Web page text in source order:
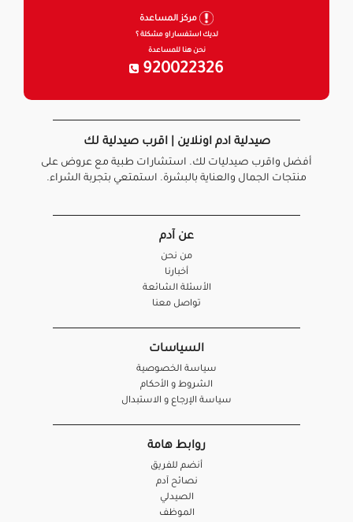
مركز المساعدة
لديك استفسار او مشكلة ؟
نحن هنا للمساعدة
920022326
صيدلية ادم اونلاين | اقرب صيدلية لك
أفضل واقرب صيدليات لك. استشارات طبية مع عروض على
منتجات الجمال والعناية بالبشرة. استمتعي بتجربة الشراء.
عن آدم
من نحن
أخبارنا
الأسئلة الشائعة
تواصل معنا
السياسات
سياسة الخصوصية
الشروط و الأحكام
سياسة الإرجاع و الاستبدال
روابط هامة
أنضم للفريق
نصائح آدم
الصيدلي
الموظف